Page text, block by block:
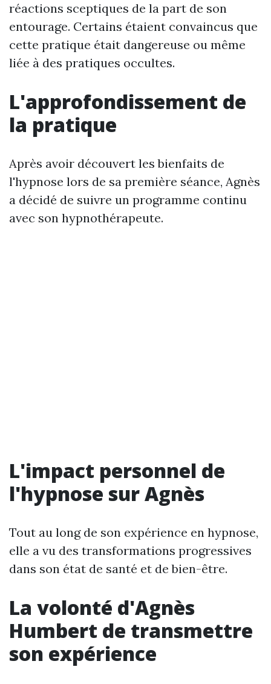
réactions sceptiques de la part de son
entourage. Certains étaient convaincus que
cette pratique était dangereuse ou même
liée à des pratiques occultes.
L'approfondissement de
la pratique
Après avoir découvert les bienfaits de
l'hypnose lors de sa première séance, Agnès
a décidé de suivre un programme continu
avec son hypnothérapeute.
L'impact personnel de
l'hypnose sur Agnès
Tout au long de son expérience en hypnose,
elle a vu des transformations progressives
dans son état de santé et de bien-être.
La volonté d'Agnès
Humbert de transmettre
son expérience